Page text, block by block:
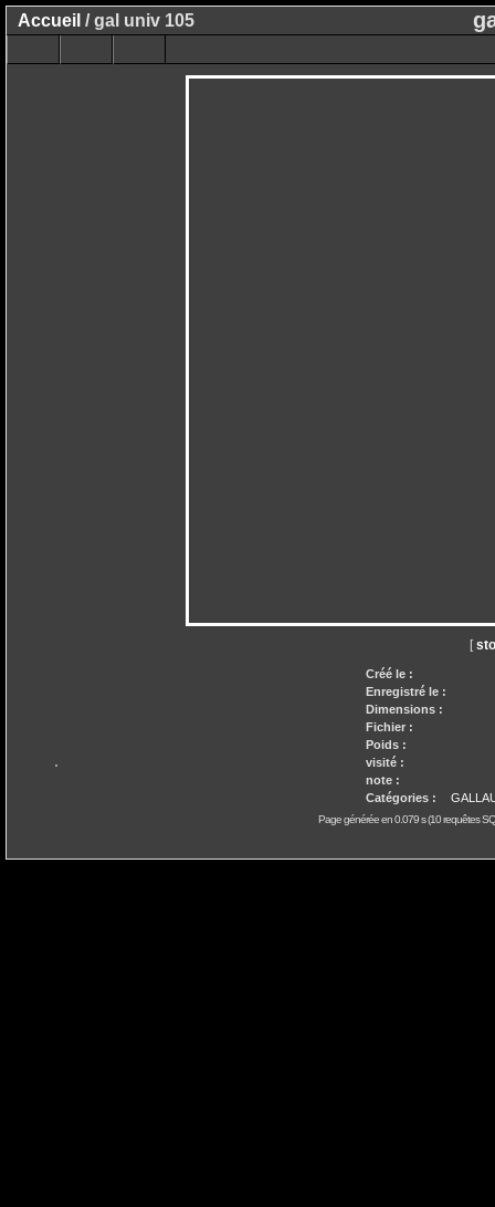
Accueil / gal univ 105
[
Créé le :
Enregistré le :
Dimensions :
Fichier :
Poids :
visité :
note :
Catégories :
Page générée en 0.079 s (10 requêtes